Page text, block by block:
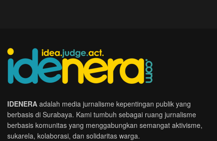
IDENERA adalah media jurnalisme kepentingan publik yang
berbasis di Surabaya. Kami tumbuh sebagai ruang jurnalisme
berbasis komunitas yang menggabungkan semangat aktivisme,
sukarela, kolaborasi, dan solidaritas warga.